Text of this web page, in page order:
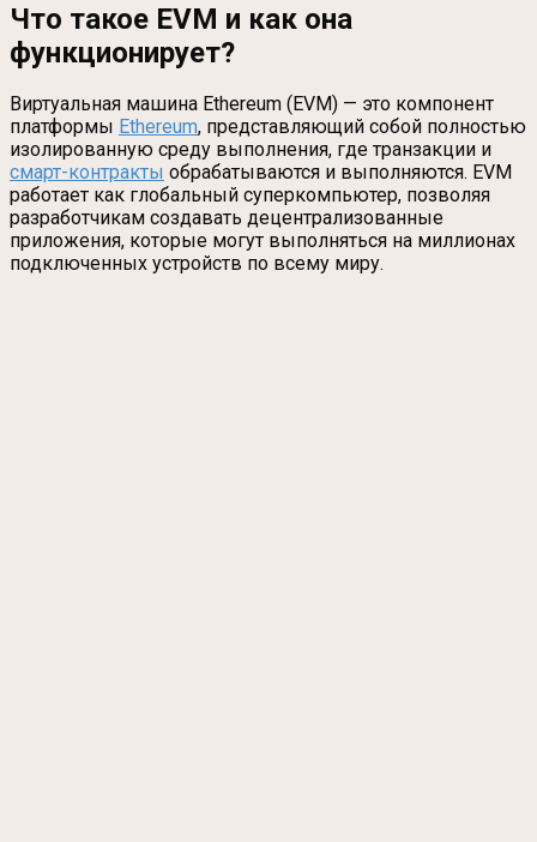
Что такое EVM и как она
функционирует?
Виртуальная машина Ethereum (EVM) — это компонент
платформы Ethereum, представляющий собой полностью
изолированную среду выполнения, где транзакции и
смарт-контракты обрабатываются и выполняются. EVM
работает как глобальный суперкомпьютер, позволяя
разработчикам создавать децентрализованные
приложения, которые могут выполняться на миллионах
подключенных устройств по всему миру.